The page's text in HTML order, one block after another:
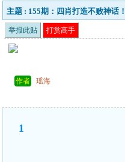
主题 : 155期：四肖打造不败神话！
举报此贴 打赏高手
作者 瑶海
1